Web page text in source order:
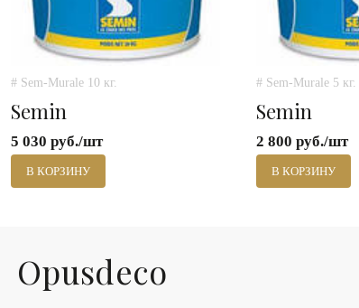
# Sem-Murale 10 кг.
Semin
5 030 руб./шт
В КОРЗИНУ
# Sem-Murale 5 кг.
Semin
2 800 руб./шт
В КОРЗИНУ
Оpusdeco